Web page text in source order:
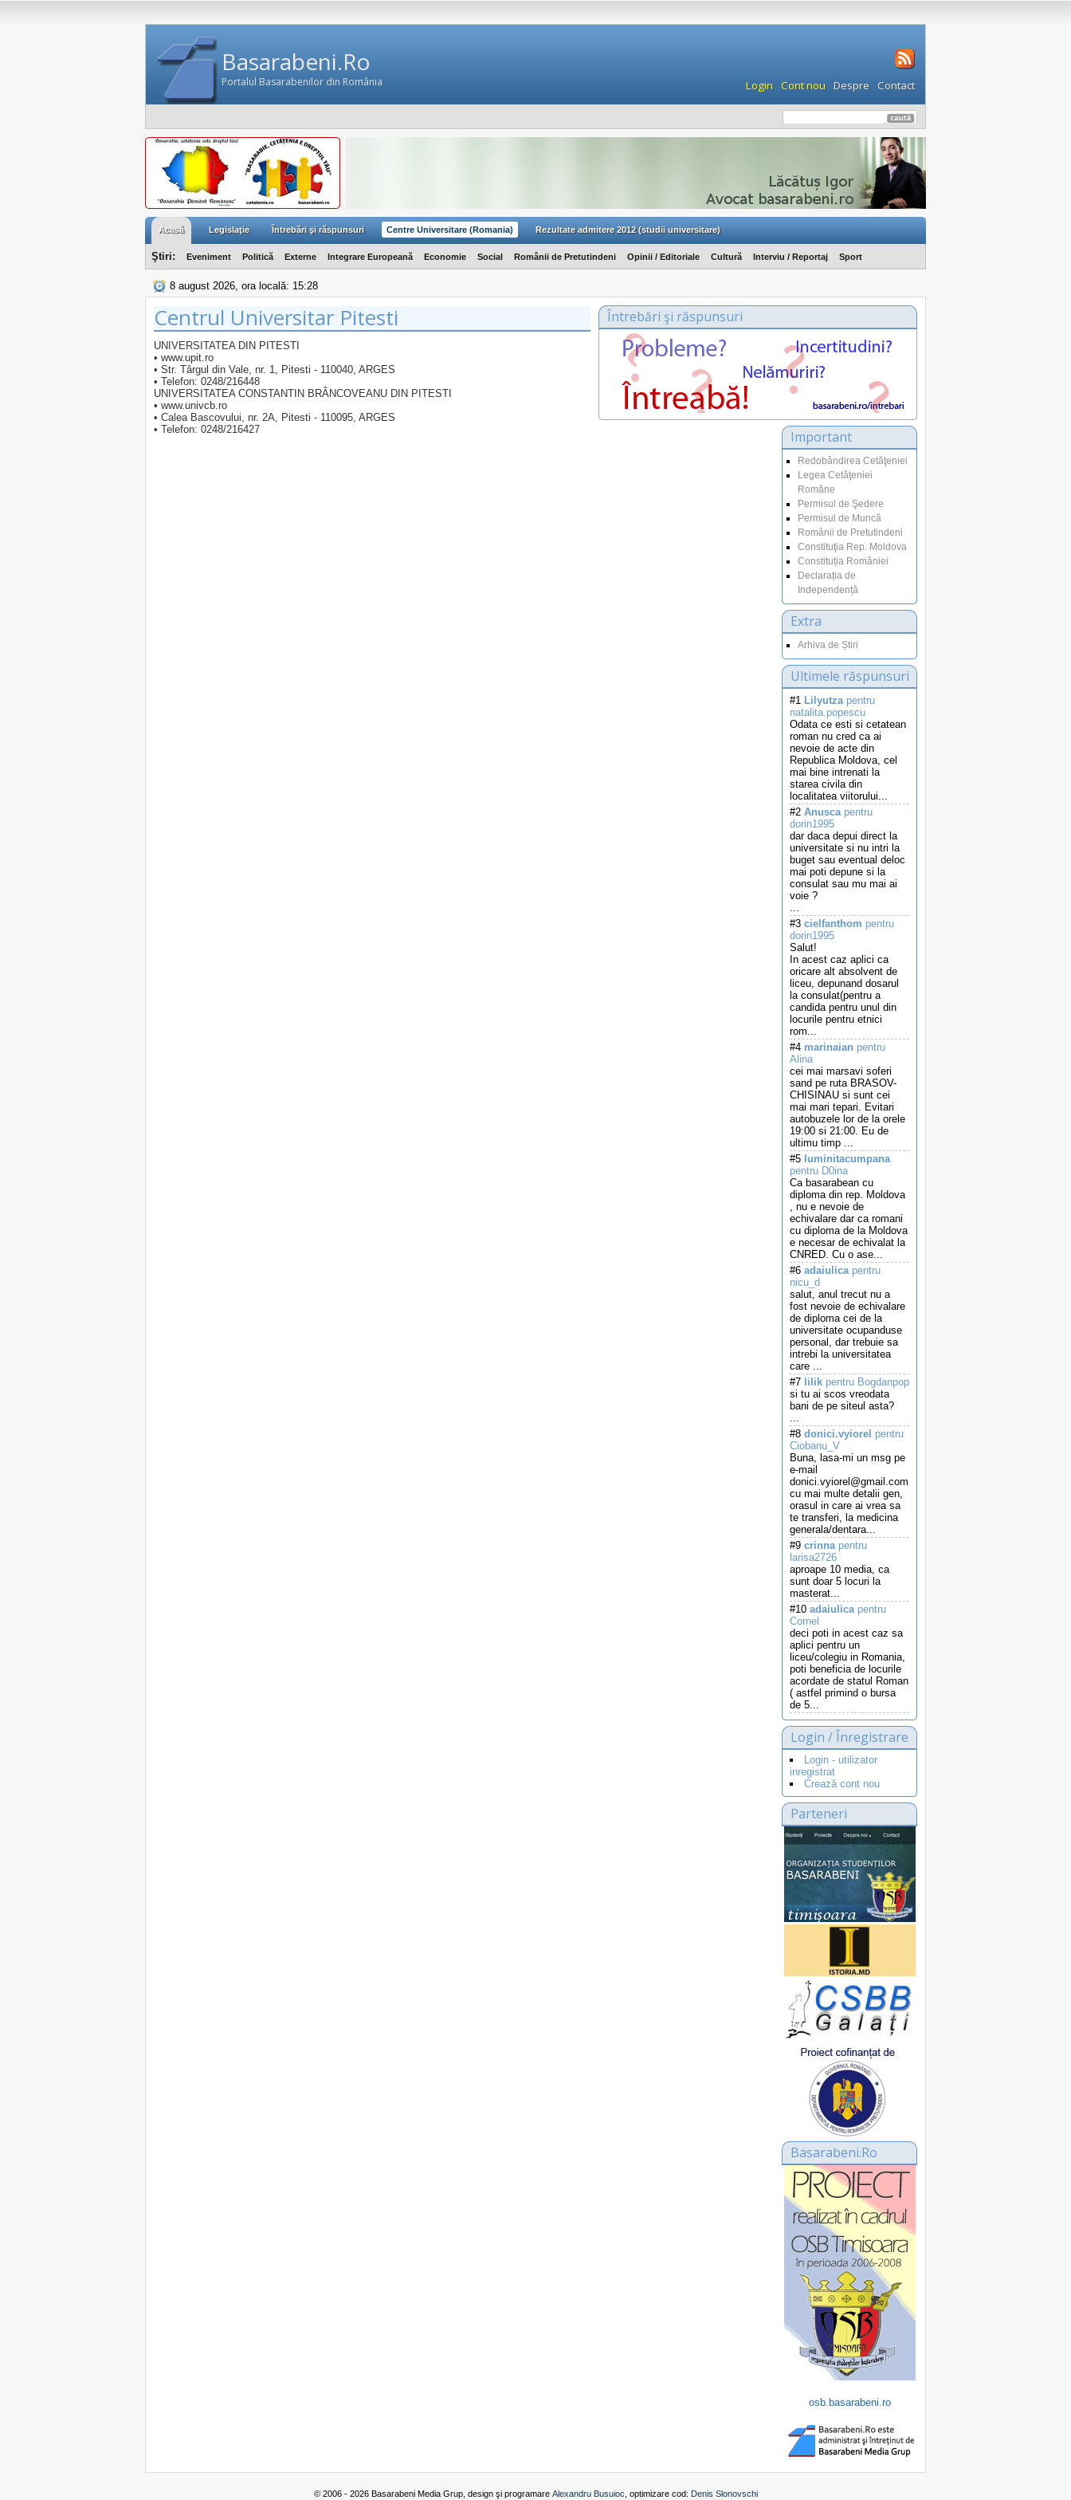
Basarabeni.Ro
Portalul Basarabenilor din România Login Cont nou Despre Contact
Acasă Legislaţie Întrebări şi răspunsuri Centre Universitare (Romania) Rezultate admitere 2012 (studii universitare)
Ştiri: Eveniment Politică Externe Integrare Europeană Economie Social Românii de Pretutindeni Opinii / Editoriale Cultură Interviu / Reportaj Sport
8 august 2026, ora locală: 15:28
Centrul Universitar Pitesti
UNIVERSITATEA DIN PITESTI
• www.upit.ro
• Str. Târgul din Vale, nr. 1, Pitesti - 110040, ARGES
• Telefon: 0248/216448
UNIVERSITATEA CONSTANTIN BRÂNCOVEANU DIN PITESTI
• www.univcb.ro
• Calea Bascovului, nr. 2A, Pitesti - 110095, ARGES
• Telefon: 0248/216427
Întrebări şi răspunsuri
Important
Redobândirea Cetăţeniei
Legea Cetăţeniei
Române
Permisul de Şedere
Permisul de Muncă
Românii de Pretutindeni
Constituţia Rep. Moldova
Constituția României
Declarația de
Independență
Extra
Arhiva de Știri
Ultimele răspunsuri
#1 Lilyutzapentru
natalita.popescu
Odata ce esti si cetatean
roman nu cred ca ai
nevoie de acte din
Republica Moldova, cel
mai bine intrenati la
starea civila din
localitatea viitorului...
#2 Anuscapentru
dorin1995
dar daca depui direct la
universitate si nu intri la
buget sau eventual deloc
mai poti depune si la
consulat sau mu mai ai
voie ?
...
#3 cielfanthom pentru
dorin1995
Salut!
In acest caz aplici ca
oricare alt absolvent de
liceu, depunand dosarul
la consulat(pentru a
candida pentru unul din
locurile pentru etnici
rom...
#4 marinaian pentru
Alina
cei mai marsavi soferi
sand pe ruta BRASOV-
CHISINAU si sunt cei
mai mari tepari. Evitari
autobuzele lor de la orele
19:00 si 21:00. Eu de
ultimu timp ...
#5 luminitacumpana
pentru D0ina
Ca basarabean cu
diploma din rep. Moldova
, nu e nevoie de
echivalare dar ca romani
cu diploma de la Moldova
e necesar de echivalat la
CNRED. Cu o ase...
#6 adaiulicapentru
nicu_d
salut, anul trecut nu a
fost nevoie de echivalare
de diploma cei de la
universitate ocupanduse
personal, dar trebuie sa
intrebi la universitatea
care ...
#7 lilik pentru Bogdanpop
si tu ai scos vreodata
bani de pe siteul asta?
...
#8 donici.vyiorel pentru
Ciobanu_V
Buna, lasa-mi un msg pe
e-mail
donici.vyiorel@gmail.com
cu mai multe detalii gen,
orasul in care ai vrea sa
te transferi, la medicina
generala/dentara...
#9 crinnapentru
larisa2726
aproape 10 media, ca
sunt doar 5 locuri la
masterat...
#10 adaiulicapentru
Cornel
deci poti in acest caz sa
aplici pentru un
liceu/colegiu in Romania,
poti beneficia de locurile
acordate de statul Roman
( astfel primind o bursa
de 5...
Login / Înregistrare
Login - utilizator
inregistrat
Crează cont nou
Parteneri
Basarabeni.Ro
osb.basarabeni.ro
© 2006 - 2026 Basarabeni Media Grup, design şi programare Alexandru Busuioc , optimizare cod: Denis Slonovschi